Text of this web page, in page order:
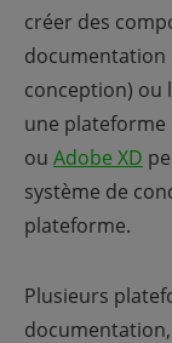
créer des
documentation
conception) ou
une plateforme
ou Adobe XD
système de
plateforme.
Plusieurs